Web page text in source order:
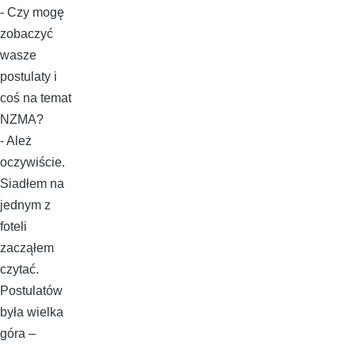
- Czy mogę
zobaczyć
wasze
postulaty i
coś na temat
NZMA?
- Ależ
oczywiście.
Siadłem na
jednym z
foteli
zacząłem
czytać.
Postulatów
była wielka
góra –